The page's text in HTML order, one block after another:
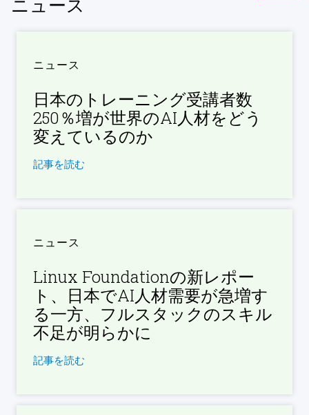
ニュース
ニュース
日本のトレーニング受講者数
250％増が世界のAI人材をどう
変えているのか
記事を読む
ニュース
Linux Foundationの新レポー
ト、日本でAI人材需要が急増す
る一方、フルスタックのスキル
不足が明らかに
記事を読む